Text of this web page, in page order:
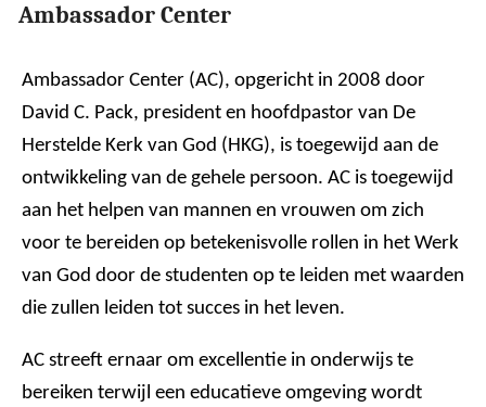
Ambassador Center
Ambassador Center (AC), opgericht in 2008 door
David C. Pack, president en hoofdpastor van De
Herstelde Kerk van God (HKG), is toegewijd aan de
ontwikkeling van de gehele persoon. AC is toegewijd
aan het helpen van mannen en vrouwen om zich
voor te bereiden op betekenisvolle rollen in het Werk
van God door de studenten op te leiden met waarden
die zullen leiden tot succes in het leven.
AC streeft ernaar om excellentie in onderwijs te
bereiken terwijl een educatieve omgeving wordt